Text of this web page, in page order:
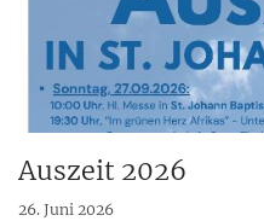
Auszeit 2026
26. Juni 2026